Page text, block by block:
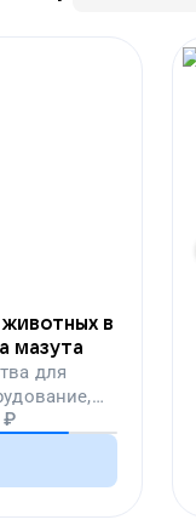
в
мазута
для
первой
₽